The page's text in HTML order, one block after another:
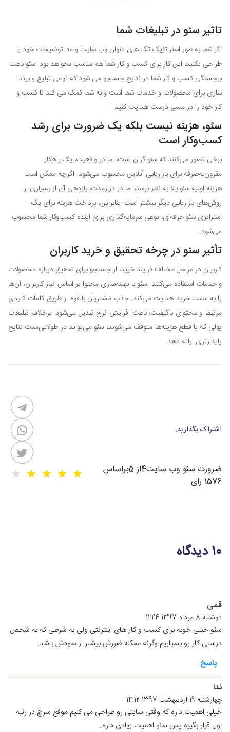
تاثیر سئو در تبلیغات شما
اگر شما به طور استراتژیک تگ های عنوان وب سایت و متا توضیحات خود را
طراحی نکنید، این کار برای کسب و کار شما هم مناسب نخواهد بود. سئو باعث
برجستگی کسب و کار شما در نتایج جستجو می شود که نوعی تبلیغ و برند
سازی برای محصولات و خدمات شما است و به شما کمک می کند تا کسب و
کار خود را در مسیر درست هدایت کنید.
سئو، هزینه نیست بلکه یک ضرورت برای رشد
کسب‌وکار است
برخی تصور می‌کنند که سئو گران است، اما در واقعیت، یک راهکار
مقرون‌به‌صرفه برای بازاریابی آنلاین محسوب می‌شود. اگرچه ممکن است
هزینه اولیه سئو بالا به نظر برسد، اما در درازمدت، بازدهی آن از بسیاری از
روش‌های بازاریابی دیگر بیشتر است. بنابراین، پرداخت هزینه برای یک
استراتژی سئو حرفه‌ای، نوعی سرمایه‌گذاری برای آینده کسب‌وکار شما محسوب
می‌شود.
تأثیر سئو در چرخه تحقیق و خرید کاربران
کاربران در مراحل مختلف فرایند خرید، از جستجو برای تحقیق درباره محصولات
و خدمات استفاده می‌کنند. سئو با بهینه‌سازی محتوا بر اساس نیاز کاربران، آن‌ها
را به سمت خرید هدایت می‌کند. جذب مشتریان بالقوه از طریق کلمات کلیدی
مرتبط و محتوای باکیفیت، باعث افزایش نرخ تبدیل می‌شود. برخلاف تبلیغات
پولی که با قطع هزینه‌ها متوقف می‌شوند، سئو می‌تواند در طولانی‌مدت نتایج
پایدارتری ارائه دهد.
اشتراک بگذارید:
ضرورت سئو وب سایت4از5براساس
1576 رای
10 دیدگاه
قمی
دوشنبه 8 مرداد 1397 11:24
سئو خیلی خوبه برای کسب و کار های اینترنتی ولی به شرطی که به شخص
درستی کار رو بسپاریم وگرنه ممکنه ضررش بیشتر از سودش باشد.
پاسخ
ندا
چهارشنبه 19 اردیبهشت 1397 14:12
خیلی اهمیت داره که وقتی سایتی رو طراحی می کنیم موقع سرچ در رتبه
اول قرار بگیره پس سئو اهمیت زیادی داره..